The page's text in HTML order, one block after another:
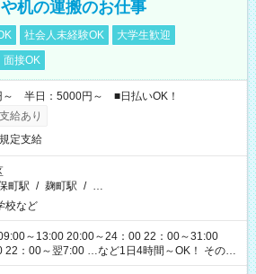
机の運搬のお仕事
社会人未経験OK
大学生歓迎
面接OK
～ 半日：5000円～ ■日払いOK！
給あり
定支給
町駅 / 麹町駅 / …
校など
～13:00 20:00～24：00 22：00～31:00
：00～翌7:00 …など1日4時間～OK！ その他
す！ お気軽にご相談ください！